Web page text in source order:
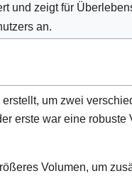
und zeigt für
an.
um zwei
erste war eine robuste
Volumen, um